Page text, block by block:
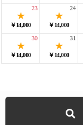
￥14,000
23
￥14,000
24
￥14,000
30
￥14,000
31